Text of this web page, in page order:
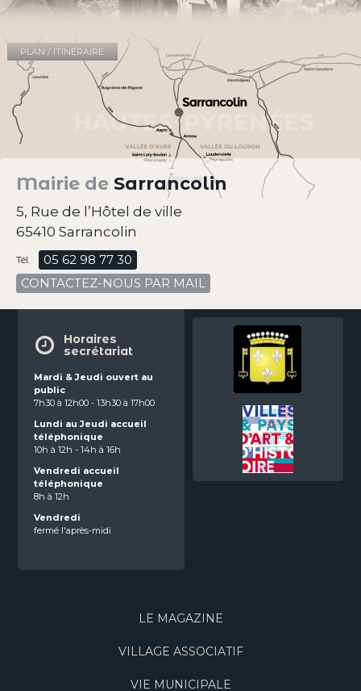
Mairie de Sarrancolin
5, Rue de l’Hôtel de ville
65410 Sarrancolin
Tél.
05 62 98 77 30
CONTACTEZ-NOUS PAR MAIL
PLAN / ITINÉRAIRE
Horaires
secrétariat
Mardi & Jeudi ouvert au
public
7h30 à 12h00 - 13h30 à 17h00
Lundi au Jeudi accueil
téléphonique
10h à 12h - 14h à 16h
Vendredi accueil
téléphonique
8h à 12h
Vendredi
fermé l'après-midi
LE MAGAZINE
VILLAGE ASSOCIATIF
VIE MUNICIPALE